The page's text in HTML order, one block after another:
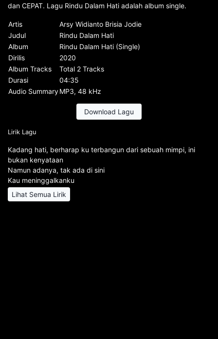
dan CEPAT. Lagu Rindu Dalam Hati adalah album single.
Artis
Arsy Widianto Brisia Jodie
Judul
Rindu Dalam Hati
Album
Rindu Dalam Hati (Single)
Dirilis
2020
Album Tracks
Total 2 Tracks
Durasi
04:35
Audio SummaryMP3, 48 kHz
Download Lagu
Lirik Lagu
Kadang hati, berharap ku terbangun dari sebuah mimpi, ini
bukan kenyataan
Namun adanya, tak ada di sini
Kau meninggalkanku
Lihat Semua Lirik